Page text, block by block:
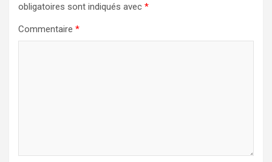
obligatoires sont indiqués avec *
Commentaire *